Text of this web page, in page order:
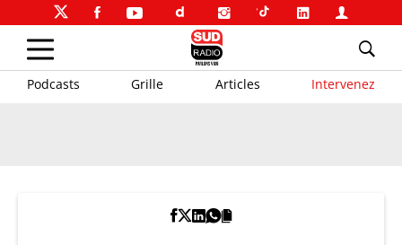
Podcasts Grille Articles Intervenez